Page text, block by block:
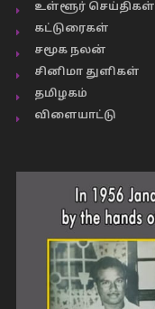
உள்ளூர் செய்திகள்
கட்டுரைகள்
சமூக நலன்
சினிமா துளிகள்
தமிழகம்
விளையாட்டு